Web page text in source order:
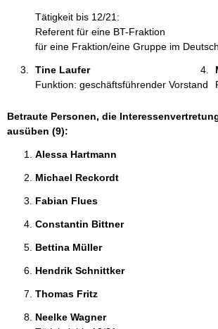
Tätigkeit bis 12/21:
Referent für eine BT-Fraktion
für eine Fraktion/eine Gruppe im
Tine Laufer
Funktion: geschäftsführender Vorstand
Betraute Personen, die
ausüben (9):
Alessa Hartmann
Michael Reckordt
Fabian Flues
Constantin Bittner
Bettina Müller
Hendrik Schnittker
Thomas Fritz
Neelke Wagner